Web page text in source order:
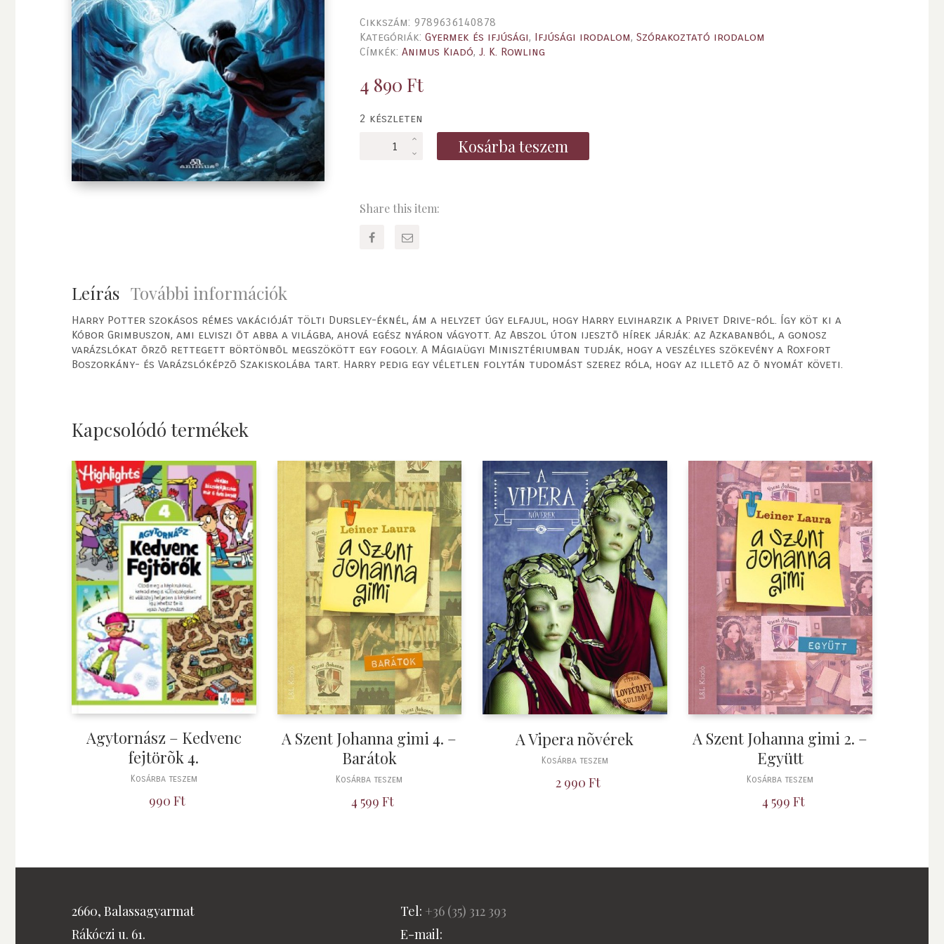
Cikkszám: 9789636140878
Kategóriák: Gyermek és ifjúsági, Ifjúsági irodalom, Szórakoztató irodalom
Címkék: Animus Kiadó, J. K. Rowling
4 890 Ft
2 készleten
Potter
fogoly
Kosárba teszem
Share this item:
Leírás További információk
Harry Potter szokásos rémes vakációját tölti Dursley-éknél, ám a helyzet úgy elfajul, hogy Harry elviharzik a Privet Drive-ról. Így köt ki a
Kóbor Grimbuszon, ami elviszi õt abba a világba, ahová egész nyáron vágyott. Az Abszol úton ijesztõ hírek járják: az Azkabanból, a gonosz
varázslókat õrzõ rettegett börtönbõl megszökött egy fogoly. A Mágiaügyi Minisztériumban tudják, hogy a veszélyes szökevény a Roxfort
Boszorkány- és Varázslóképzõ Szakiskolába tart. Harry pedig egy véletlen folytán tudomást szerez róla, hogy az illetõ az õ nyomát követi.
Kapcsolódó termékek
Agytornász – Kedvenc
fejtörõk 4.
Kosárba teszem
990Ft
A Szent Johanna gimi 4. –
Barátok
Kosárba teszem
4 599Ft
A Vipera nõvérek
Kosárba teszem
2 990Ft
A Szent Johanna gimi 2. –
Együtt
Kosárba teszem
4 599Ft
2660, Balassagyarmat
Rákóczi u. 61.
Tel: +36 (35) 312 393
E-mail: